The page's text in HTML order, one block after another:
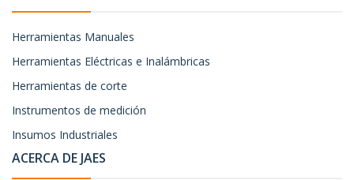
Herramientas Manuales
Herramientas Eléctricas e Inalámbricas
Herramientas de corte
Instrumentos de medición
Insumos Industriales
ACERCA DE JAES